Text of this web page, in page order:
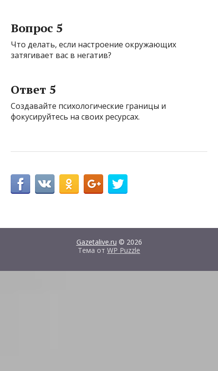
Вопрос 5
Что делать, если настроение окружающих
затягивает вас в негатив?
Ответ 5
Создавайте психологические границы и
фокусируйтесь на своих ресурсах.
Gazetalive.ru © 2026
Тема от WP Puzzle